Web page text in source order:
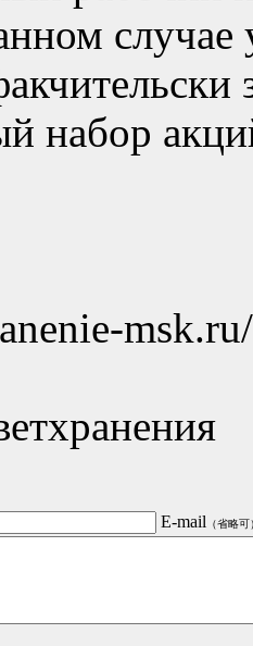
случае
набор
msk.ru/
E-mail （省略可